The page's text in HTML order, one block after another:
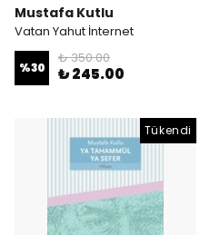
Mustafa Kutlu
Vatan Yahut İnternet
%30
₺ 350.00
₺ 245.00
Tükendi